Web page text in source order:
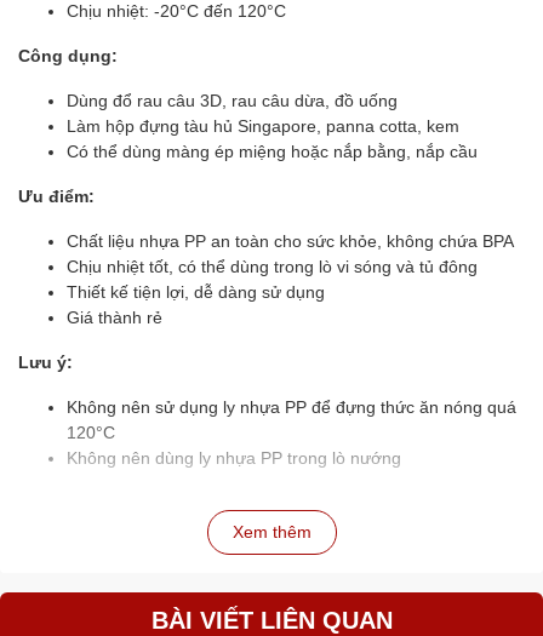
Chịu nhiệt: -20°C đến 120°C
Công dụng:
Dùng đổ rau câu 3D, rau câu dừa, đồ uống
Làm hộp đựng tàu hủ Singapore, panna cotta, kem
Có thể dùng màng ép miệng hoặc nắp bằng, nắp cầu
Ưu điểm:
Chất liệu nhựa PP an toàn cho sức khỏe, không chứa BPA
Chịu nhiệt tốt, có thể dùng trong lò vi sóng và tủ đông
Thiết kế tiện lợi, dễ dàng sử dụng
Giá thành rẻ
Lưu ý:
Không nên sử dụng ly nhựa PP để đựng thức ăn nóng quá
120°C
Không nên dùng ly nhựa PP trong lò nướng
Xem thêm
BÀI VIẾT LIÊN QUAN